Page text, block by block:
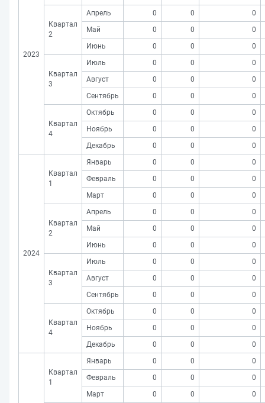
2023
Квартал
2
Апрель 0 0
0
Май
0 0
0
Июнь
0 0 0
Квартал
3
Июль 0 0
0
Август
0 0
0
Сентябрь
0 0 0
Квартал
4
Октябрь 0 0
0
Ноябрь
0 0
0
Декабрь
0 0 0
2024
Квартал
1
Январь 0 0
0
Февраль
0 0
0
Март
0 0 0
Квартал
2
Апрель 0 0
0
Май
0 0
0
Июнь
0 0 0
Квартал
3
Июль 0 0
0
Август
0 0
0
Сентябрь
0 0 0
Квартал
4
Октябрь 0 0
0
Ноябрь
0 0
0
Декабрь
0 0 0
Квартал
1
Январь 0 0
0
Февраль
0 0
0
Март
0 0 0